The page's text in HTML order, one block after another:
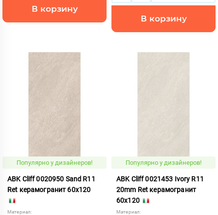
В корзину
В корзину
Популярно у дизайнеров!
ABK Cliff 0020950 Sand R11
Ret керамогранит 60x120
Материал:
Популярно у дизайнеров!
ABK Cliff 0021453 Ivory R11
20mm Ret керамогранит
60x120
Материал: